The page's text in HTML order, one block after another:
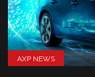
AXP NEWS